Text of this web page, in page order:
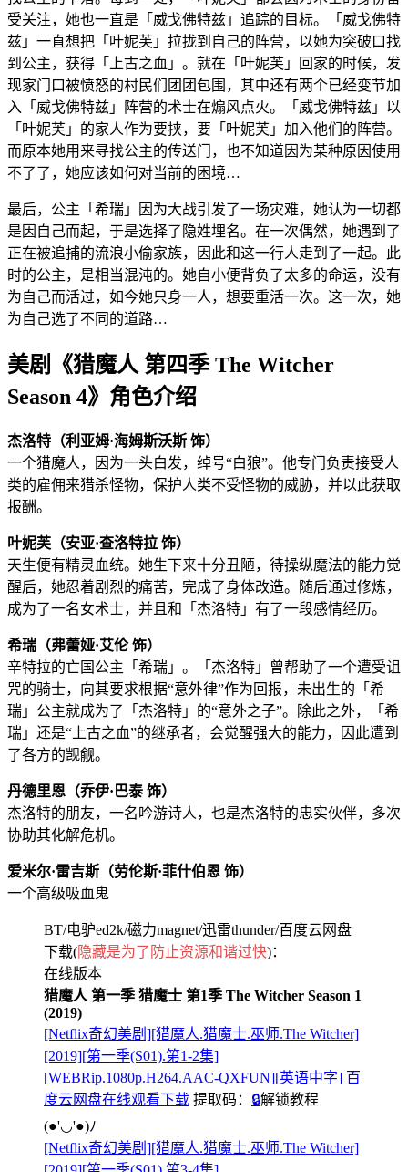
受关注，她也一直是「威戈佛特兹」追踪的目标。「威戈佛特
兹」一直想把「叶妮芙」拉拢到自己的阵营，以她为突破口找
到公主，获得「上古之血」。就在「叶妮芙」回家的时候，发
现家门口被愤怒的村民们团团包围，其中还有两个已经变节加
入「威戈佛特兹」阵营的术士在煽风点火。「威戈佛特兹」以
「叶妮芙」的家人作为要挟，要「叶妮芙」加入他们的阵营。
而原本她用来寻找公主的传送门，也不知道因为某种原因使用
不了了，她应该如何对当前的困境…
最后，公主「希瑞」因为大战引发了一场灾难，她认为一切都
是因自己而起，于是选择了隐姓埋名。在一次偶然，她遇到了
正在被追捕的流浪小偷家族，因此和这一行人走到了一起。此
时的公主，是相当混沌的。她自小便背负了太多的命运，没有
为自己而活过，如今她只身一人，想要重活一次。这一次，她
为自己选了不同的道路…
美剧《猎魔人 第四季 The Witcher
Season 4》角色介绍
杰洛特（利亚姆·海姆斯沃斯 饰）
一个猎魔人，因为一头白发，绰号“白狼”。他专门负责接受人
类的雇佣来猎杀怪物，保护人类不受怪物的威胁，并以此获取
报酬。
叶妮芙（安亚·查洛特拉 饰）
天生便有精灵血统。她生下来十分丑陋，待操纵魔法的能力觉
醒后，她忍着剧烈的痛苦，完成了身体改造。随后通过修炼，
成为了一名女术士，并且和「杰洛特」有了一段感情经历。
希瑞（弗蕾娅·艾伦 饰）
辛特拉的亡国公主「希瑞」。「杰洛特」曾帮助了一个遭受诅
咒的骑士，向其要求根据“意外律”作为回报，未出生的「希
瑞」公主就成为了「杰洛特」的“意外之子”。除此之外，「希
瑞」还是“上古之血”的继承者，会觉醒强大的能力，因此遭到
了各方的觊觎。
丹德里恩（乔伊·巴泰 饰）
杰洛特的朋友，一名吟游诗人，也是杰洛特的忠实伙伴，多次
协助其化解危机。
爱米尔·雷吉斯（劳伦斯·菲什伯恩 饰）
一个高级吸血鬼
BT/电驴ed2k/磁力magnet/迅雷thunder/百度云网盘
下载(隐藏是为了防止资源和谐过快)：
在线版本
猎魔人 第一季 猎魔士 第1季 The Witcher Season 1
(2019)
[Netflix奇幻美剧][猎魔人.猎魔士.巫师.The Witcher]
[2019][第一季(S01).第1-2集]
[WEBRip.1080p.H264.AAC-QXFUN][英语中字] 百
度云网盘在线观看下载 提取码： 🔒解锁教程
(●'◡'●)ﾉ
[Netflix奇幻美剧][猎魔人.猎魔士.巫师.The Witcher]